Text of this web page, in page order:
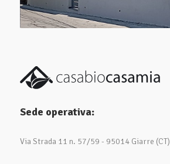
Sede operativa:
Via Strada 11 n. 57/59 - 95014 Giarre (CT)